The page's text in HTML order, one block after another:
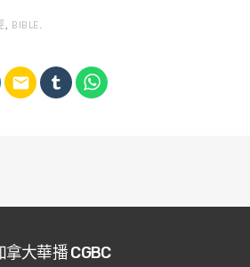
, BIBLE.
email
拿大華播 CGBC